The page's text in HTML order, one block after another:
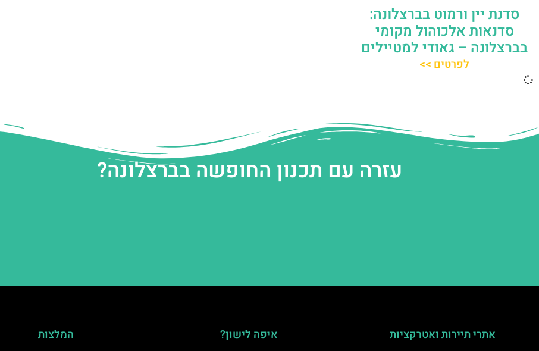
סדנת יין ורמוט בברצלונה:
סדנאות אלכוהול מקומי
בברצלונה – גאודי למטיילים
לפרטים >>
עזרה עם תכנון החופשה בברצלונה?
אתרי תיירות ואטרקציות
איפה לישון?
המלצות